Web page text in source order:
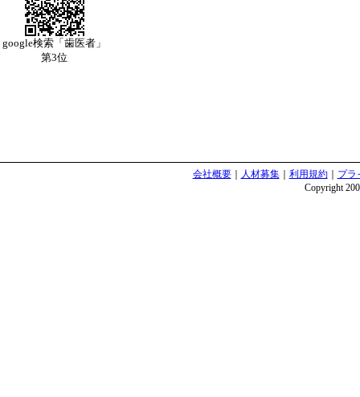
google検索「歯医者」
第3位
会社概要｜ 人材募集｜ 利用規約｜ プラ
Copyright